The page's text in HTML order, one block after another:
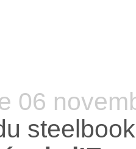
06